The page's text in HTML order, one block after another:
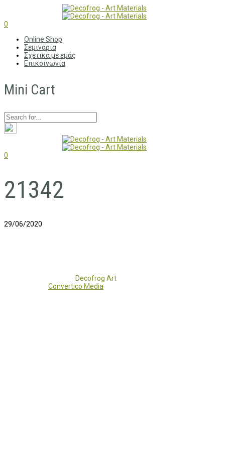
0
Online Shop
Σεμινάρια
Σχετικά με εμάς
Επικοινωνία
Mini Cart
0
21342
29/06/2020
Decofrog Art
Convertico Media